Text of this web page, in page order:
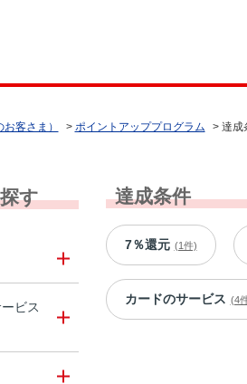
客さま） > ポイントアッププログラム > 達成
す
ビス
達成条件
7％還元 (1件)
カードのサービス (4